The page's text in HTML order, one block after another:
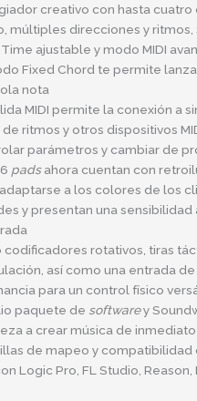
creativo con hasta cuatro
múltiples direcciones y ritmos,
ajustable y modo MIDI
Fixed Chord te permite
nota
MIDI permite la conexión a
de ritmos y otros dispositivos
parámetros y cambiar de
padsahora cuentan con
a los colores de los
y presentan una sensibilidad
codificadores rotativos, tiras
así como una entrada
para un control físico
paquete de softwarey
a crear música de inmediato
de mapeo y compatibilidad
Logic Pro, FL Studio, Reason,